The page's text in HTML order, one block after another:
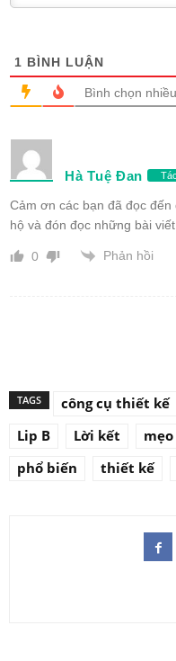
1 BÌNH LUẬN
Bình chọn
Hà Tuệ Đan
Cảm ơn các bạn đã đọc
hộ và đón đọc những bài
0 Phản hồi
TAGS công cụ thiết kế
Lip B
Lời kết
phổ biến
thiết kế